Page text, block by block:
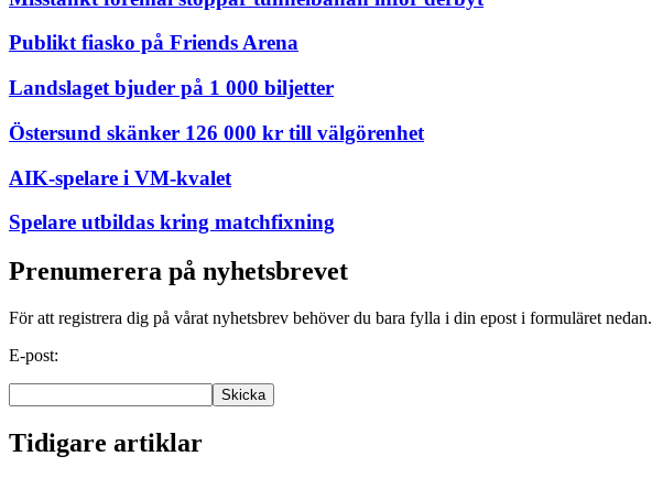
Publikt fiasko på Friends Arena
Landslaget bjuder på 1 000 biljetter
Östersund skänker 126 000 kr till välgörenhet
AIK-spelare i VM-kvalet
Spelare utbildas kring matchfixning
Prenumerera på nyhetsbrevet
För att registrera dig på vårat nyhetsbrev behöver du bara fylla i din epost i formuläret nedan.
E-post:
Tidigare artiklar